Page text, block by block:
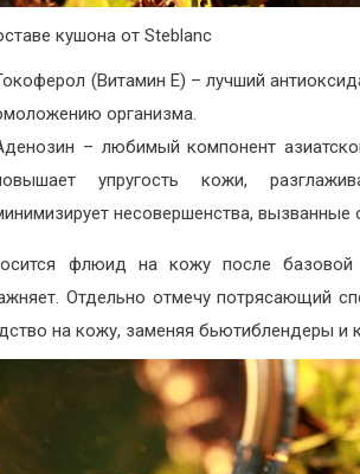
кушона от Steblanc
(Витамин Е) – лучший
организма.
– любимый компонент
упругость кожи,
несовершенства,
флюид на кожу после базовой
Отдельно отмечу потрясающий
на кожу, заменяя бьютиблендеры и